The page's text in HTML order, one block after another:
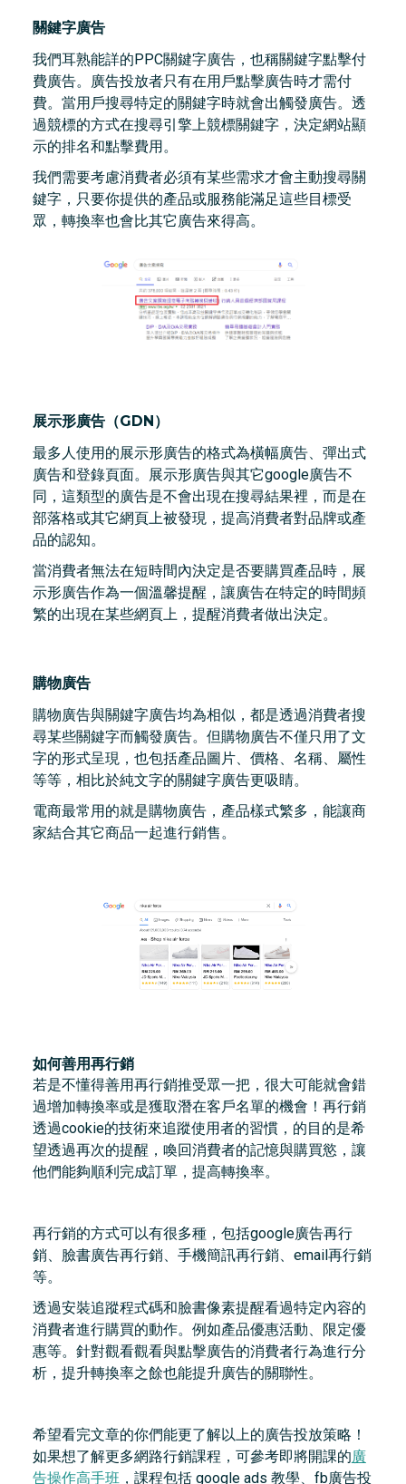
關鍵字廣告
我們耳熟能詳的PPC關鍵字廣告，也稱關鍵字點擊付
費廣告。廣告投放者只有在用戶點擊廣告時才需付
費。當用戶搜尋特定的關鍵字時就會出觸發廣告。透
過競標的方式在搜尋引擎上競標關鍵字，決定網站顯
示的排名和點擊費用。
我們需要考慮消費者必須有某些需求才會主動搜尋關
鍵字，只要你提供的產品或服務能滿足這些目標受
眾，轉換率也會比其它廣告來得高。
展示形廣告（GDN）
最多人使用的展示形廣告的格式為橫幅廣告、彈出式
廣告和登錄頁面。展示形廣告與其它google廣告不
同，這類型的廣告是不會出現在搜尋結果裡，而是在
部落格或其它網頁上被發現，提高消費者對品牌或產
品的認知。
當消費者無法在短時間內決定是否要購買產品時，展
示形廣告作為一個溫馨提醒，讓廣告在特定的時間頻
繁的出現在某些網頁上，提醒消費者做出決定。
購物廣告
購物廣告與關鍵字廣告均為相似，都是透過消費者搜
尋某些關鍵字而觸發廣告。但購物廣告不僅只用了文
字的形式呈現，也包括產品圖片、價格、名稱、屬性
等等，相比於純文字的關鍵字廣告更吸睛。
電商最常用的就是購物廣告，產品樣式繁多，能讓商
家結合其它商品一起進行銷售。
如何善用再行銷
若是不懂得善用再行銷推受眾一把，很大可能就會錯
過增加轉換率或是獲取潛在客戶名單的機會！再行銷
透過cookie的技術來追蹤使用者的習慣，的目的是希
望透過再次的提醒，喚回消費者的記憶與購買慾，讓
他們能夠順利完成訂單，提高轉換率。
再行銷的方式可以有很多種，包括google廣告再行
銷、臉書廣告再行銷、手機簡訊再行銷、email再行銷
等。
透過安裝追蹤程式碼和臉書像素提醒看過特定內容的
消費者進行購買的動作。例如產品優惠活動、限定優
惠等。針對觀看觀看與點擊廣告的消費者行為進行分
析，提升轉換率之餘也能提升廣告的關聯性。
希望看完文章的你們能更了解以上的廣告投放策略！
如果想了解更多網路行銷課程，可參考即將開課的廣
告操作高手班 ，課程包括 google ads 教學、fb廣告投